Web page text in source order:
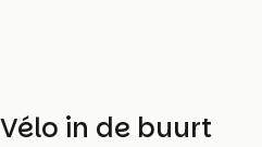
Vélo in de buurt